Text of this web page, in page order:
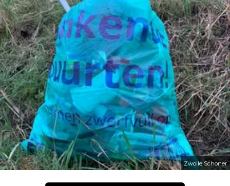
Zwolle Schoner